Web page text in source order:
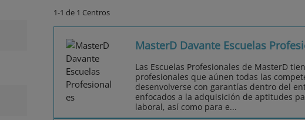
1-1 de 1 Centros
MasterD Davante Escuelas
Las Escuelas Profesionales de MasterD
profesionales que aúnen todas las
desenvolverse con garantías dentro del
enfocados a la adquisición de aptitudes
laboral, así como para e...